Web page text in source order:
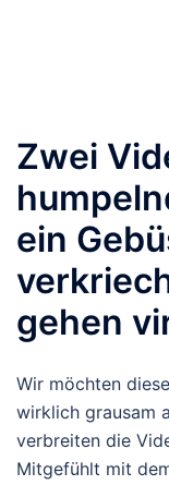
Zwei
ein
gehen
Wir möchten
wirklich grausam
verbreiten die
Mitgefühlt mit